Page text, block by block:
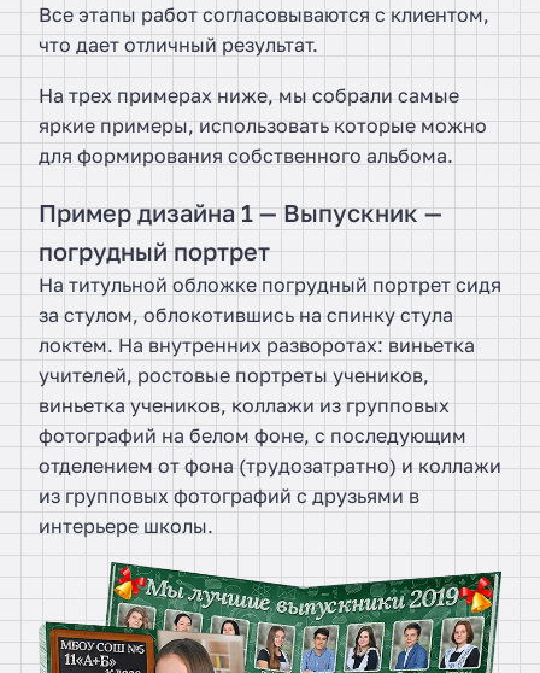
Все этапы работ согласовываются с клиентом,
что дает отличный результат.
На трех примерах ниже, мы собрали самые
яркие примеры, использовать которые можно
для формирования собственного альбома.
Пример дизайна 1 — Выпускник —
погрудный портрет
На титульной обложке погрудный портрет сидя
за стулом, облокотившись на спинку стула
локтем. На внутренних разворотах: виньетка
учителей, ростовые портреты учеников,
виньетка учеников, коллажи из групповых
фотографий на белом фоне, с последующим
отделением от фона (трудозатратно) и коллажи
из групповых фотографий с друзьями в
интерьере школы.